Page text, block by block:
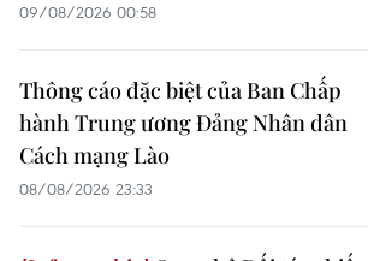
09/08/2026 00:58
Thông cáo đặc biệt của Ban Chấp
hành Trung ương Đảng Nhân dân
Cách mạng Lào
08/08/2026 23:33